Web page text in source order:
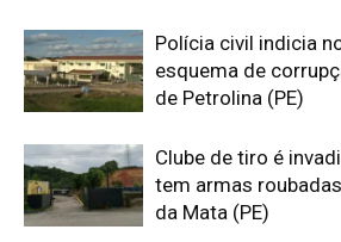
Polícia civil indicia
esquema de
de Petrolina (PE)
Clube de tiro é
tem armas
da Mata (PE)